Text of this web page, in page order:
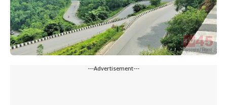
---Advertisement---